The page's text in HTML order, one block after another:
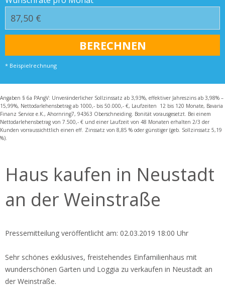
* Beispielrechnung
Angaben § 6a PAngV: Unveränderlicher Sollzinssatz ab 3,93%, effektiver Jahreszins ab 3,98% –
15,99%, Nettodarlehensbetrag ab 1000,- bis 50.000,- €, Laufzeiten 12 bis 120 Monate, Bavaria
Finanz Service e.K., Ahornring7, 94363 Oberschneiding. Bonität vorausgesetzt. Bei einem
Nettodarlehensbetrag von 7.500,- € und einer Laufzeit von 48 Monaten erhalten 2/3 der
Kunden vorraussichttlich einen eff. Zinssatz von 8,85 % oder günstiger (geb. Sollzinssatz 5,19
%).
Haus kaufen in Neustadt
an der Weinstraße
Pressemitteilung veröffentlicht am: 02.03.2019 18:00 Uhr
Sehr schönes exklusives, freistehendes Einfamilienhaus mit
wunderschönen Garten und Loggia zu verkaufen in Neustadt an
der Weinstraße.